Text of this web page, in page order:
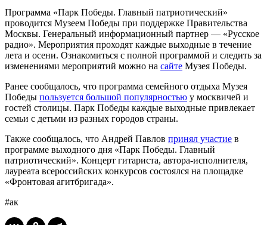
Программа «Парк Победы. Главный патриотический»
проводится Музеем Победы при поддержке Правительства
Москвы. Генеральный информационный партнер — «Русское
радио». Мероприятия проходят каждые выходные в течение
лета и осени. Ознакомиться с полной программой и следить за
изменениями мероприятий можно на сайте Музея Победы.
Ранее сообщалось, что программа семейного отдыха Музея
Победы пользуется большой популярностью у москвичей и
гостей столицы. Парк Победы каждые выходные привлекает
семьи с детьми из разных городов страны.
Также сообщалось, что Андрей Павлов принял участие в
программе выходного дня «Парк Победы. Главный
патриотический». Концерт гитариста, автора-исполнителя,
лауреата всероссийских конкурсов состоялся на площадке
«Фронтовая агитбригада».
#ак